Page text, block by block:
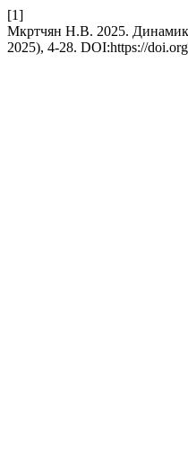
[1]
Мкртчян Н.В. 2025.
2025), 4-28. DOI:https://